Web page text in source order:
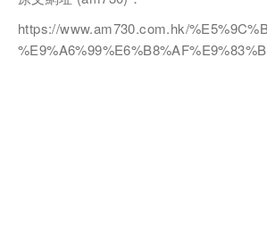
https://www.am730.com.hk/